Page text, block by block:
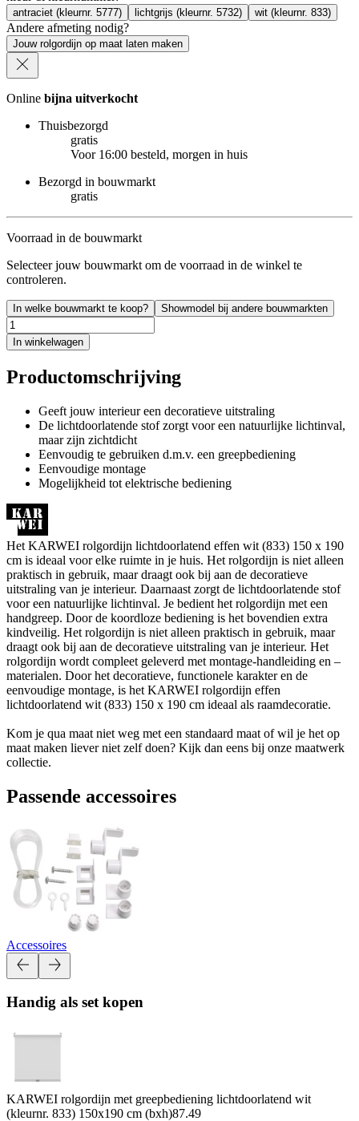
antraciet (kleurnr. 5777) lichtgrijs (kleurnr. 5732) wit (kleurnr. 833)
Andere afmeting nodig?
Jouw rolgordijn op maat laten maken
Online bijna uitverkocht
Thuisbezorgd
gratis
Voor 16:00 besteld, morgen in huis
Bezorgd in bouwmarkt
gratis
Voorraad in de bouwmarkt
Selecteer jouw bouwmarkt om de voorraad in de winkel te
controleren.
In welke bouwmarkt te koop? Showmodel bij andere bouwmarkten
In winkelwagen
Productomschrijving
Geeft jouw interieur een decoratieve uitstraling
De lichtdoorlatende stof zorgt voor een natuurlijke lichtinval,
maar zijn zichtdicht
Eenvoudig te gebruiken d.m.v. een greepbediening
Eenvoudige montage
Mogelijkheid tot elektrische bediening
Het KARWEI rolgordijn lichtdoorlatend effen wit (833) 150 x 190
cm is ideaal voor elke ruimte in je huis. Het rolgordijn is niet alleen
praktisch in gebruik, maar draagt ook bij aan de decoratieve
uitstraling van je interieur. Daarnaast zorgt de lichtdoorlatende stof
voor een natuurlijke lichtinval. Je bedient het rolgordijn met een
handgreep. Door de koordloze bediening is het bovendien extra
kindveilig. Het rolgordijn is niet alleen praktisch in gebruik, maar
draagt ook bij aan de decoratieve uitstraling van je interieur. Het
rolgordijn wordt compleet geleverd met montage-handleiding en –
materialen. Door het decoratieve, functionele karakter en de
eenvoudige montage, is het KARWEI rolgordijn effen
lichtdoorlatend wit (833) 150 x 190 cm ideaal als raamdecoratie.
Kom je qua maat niet weg met een standaard maat of wil je het op
maat maken liever niet zelf doen? Kijk dan eens bij onze maatwerk
collectie.
Passende accessoires
Accessoires
Handig als set kopen
KARWEI rolgordijn met greepbediening lichtdoorlatend wit
(kleurnr. 833) 150x190 cm (bxh)87.49